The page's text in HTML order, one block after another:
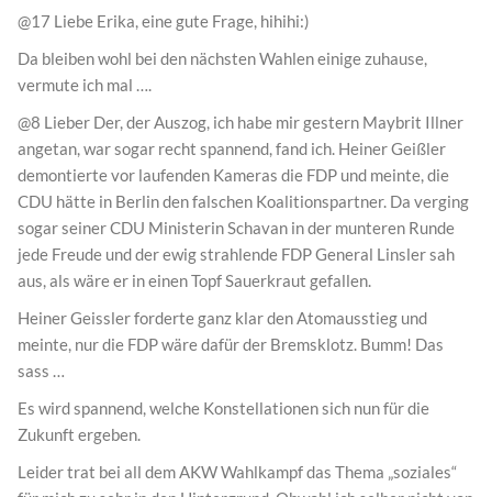
@17 Liebe Erika, eine gute Frage, hihihi:)
Da bleiben wohl bei den nächsten Wahlen einige zuhause,
vermute ich mal ….
@8 Lieber Der, der Auszog, ich habe mir gestern Maybrit Illner
angetan, war sogar recht spannend, fand ich. Heiner Geißler
demontierte vor laufenden Kameras die FDP und meinte, die
CDU hätte in Berlin den falschen Koalitionspartner. Da verging
sogar seiner CDU Ministerin Schavan in der munteren Runde
jede Freude und der ewig strahlende FDP General Linsler sah
aus, als wäre er in einen Topf Sauerkraut gefallen.
Heiner Geissler forderte ganz klar den Atomausstieg und
meinte, nur die FDP wäre dafür der Bremsklotz. Bumm! Das
sass …
Es wird spannend, welche Konstellationen sich nun für die
Zukunft ergeben.
Leider trat bei all dem AKW Wahlkampf das Thema „soziales“